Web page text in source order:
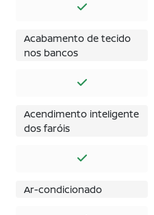
Acabamento de tecido
nos bancos
Acendimento inteligente
dos faróis
Ar-condicionado